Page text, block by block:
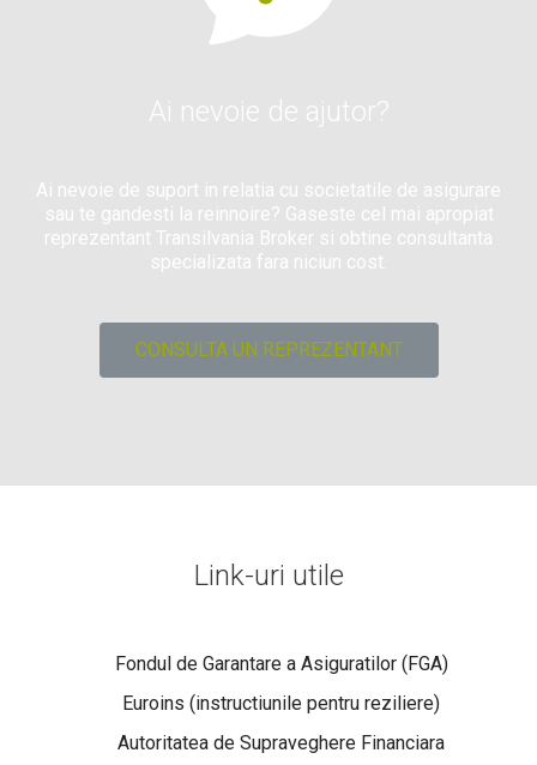
Ai nevoie de ajutor?
Ai nevoie de suport in relatia cu societatile de asigurare
sau te gandesti la reinnoire? Gaseste cel mai apropiat
reprezentant Transilvania Broker si obtine consultanta
specializata fara niciun cost.
CONSULTA UN REPREZENTANT
Link-uri utile
Fondul de Garantare a Asiguratilor (FGA)
Euroins (instructiunile pentru reziliere)
Autoritatea de Supraveghere Financiara